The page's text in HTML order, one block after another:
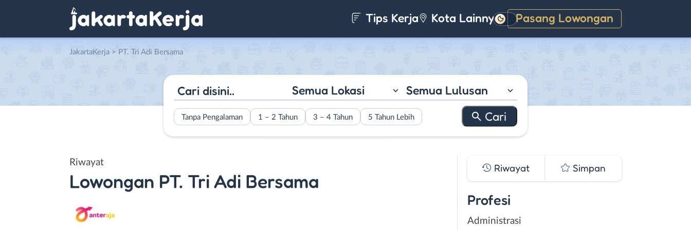
Tips Kerja Kota Lainnya Pasang Lowongan
Gelap
JakartaKerja > PT. Tri Adi Bersama
Semua Lokasi Semua Lulusan
Tanpa Pengalaman 1 – 2 Tahun 3 – 4 Tahun 5 Tahun Lebih
Riwayat
Lowongan PT. Tri Adi Bersama
Riwayat Simpan
Profesi
Administrasi